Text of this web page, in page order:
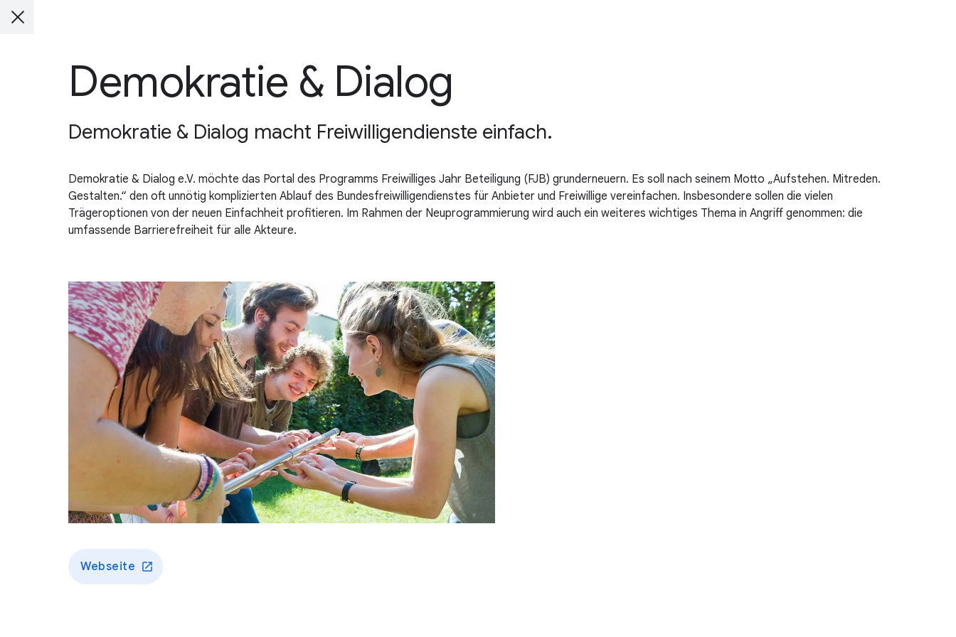
Demokratie & Dialog
Demokratie & Dialog macht Freiwilligendienste einfach.
Demokratie & Dialog e.V. möchte das Portal des Programms Freiwilliges Jahr Beteiligung (FJB) grunderneuern. Es soll nach seinem Motto „Aufstehen. Mitreden.
Gestalten.“ den oft unnötig komplizierten Ablauf des Bundesfreiwilligendienstes für Anbieter und Freiwillige vereinfachen. Insbesondere sollen die vielen
Trägeroptionen von der neuen Einfachheit profitieren. Im Rahmen der Neuprogrammierung wird auch ein weiteres wichtiges Thema in Angriff genommen: die
umfassende Barrierefreiheit für alle Akteure.
Webseite